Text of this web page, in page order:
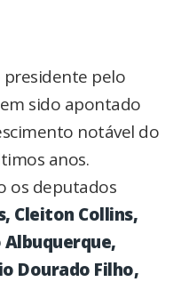
presidente pelo
sido apontado
notável do
anos.
os deputados
Cleiton Collins,
Dourado Filho,